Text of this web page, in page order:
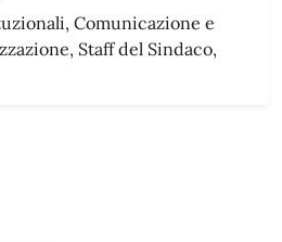
Comunicazione e
Staff del Sindaco,